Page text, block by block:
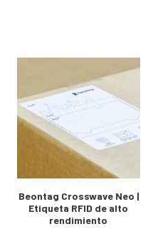
Beontag Crosswave Neo |
Etiqueta RFID de alto
rendimiento